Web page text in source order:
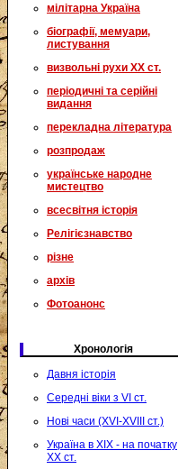
мілітарна Україна
біографії, мемуари,
листування
визвольні рухи XX ст.
періодичні та серійні
видання
перекладна література
розпродаж
українське народне
мистецтво
всесвітня історія
Релігієзнавство
різне
архів
Фотоанонс
Хронологія
Давня історія
Середні віки з VI ст.
Нові часи (XVI-XVIII ст.)
Україна в XIX - на початку
XX ст.